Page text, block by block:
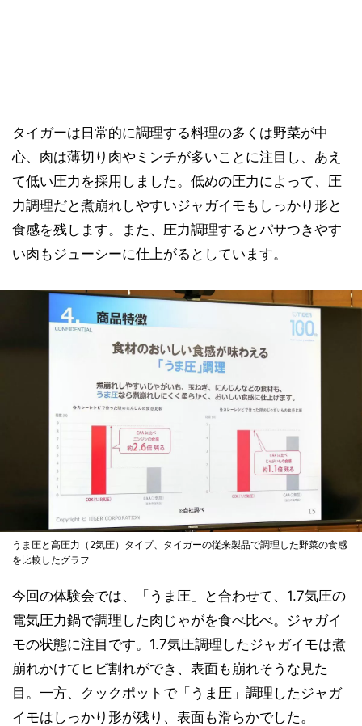
タイガーは日常的に調理する料理の多くは野菜が中
心、肉は薄切り肉やミンチが多いことに注目し、あえ
て低い圧力を採用しました。低めの圧力によって、圧
力調理だと煮崩れしやすいジャガイモもしっかり形と
食感を残します。また、圧力調理するとパサつきやす
い肉もジューシーに仕上がるとしています。
うま圧と高圧力（2気圧）タイプ、タイガーの従来製品で調理した野菜の食感
を比較したグラフ
今回の体験会では、「うま圧」と合わせて、1.7気圧の
電気圧力鍋で調理した肉じゃがを食べ比べ。ジャガイ
モの状態に注目です。1.7気圧調理したジャガイモは煮
崩れかけてヒビ割れができ、表面も崩れそうな見た
目。一方、クックポットで「うま圧」調理したジャガ
イモはしっかり形が残り、表面も滑らかでした。